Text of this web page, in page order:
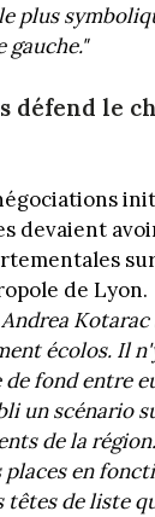
plus
gauche."
défend le
devaient
de Lyon.
écolos. Il
fond entre
un scénario
de la
en
de liste